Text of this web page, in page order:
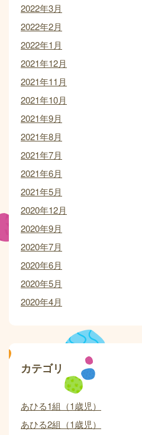
2022年3月
2022年2月
2022年1月
2021年12月
2021年11月
2021年10月
2021年9月
2021年8月
2021年7月
2021年6月
2021年5月
2020年12月
2020年9月
2020年7月
2020年6月
2020年5月
2020年4月
カテゴリ
あひる1組（1歳児）
あひる2組（1歳児）